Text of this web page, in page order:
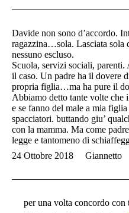
Davide non sono d’accordo.
ragazzina…sola. Lasciata sola
nessuno escluso.
Scuola, servizi sociali,
il caso. Un padre ha il dovere
propria figlia…ma ha pure il
Abbiamo detto tante volte
e se fanno del male a mia
spacciatori. buttando giu’
con la mamma. Ma come
legge e tantomeno di
24 Ottobre 2018
Giannetto
per una volta concordo con